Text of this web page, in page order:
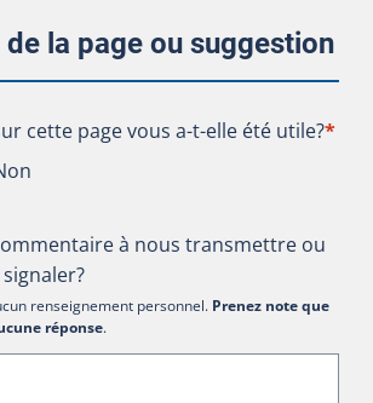
de la page ou suggestion
cette page vous a-t-elle été utile?
cette page vous a-t-elle été utile?*
à nous transmettre ou
renseignement personnel. Prenez note que
réponse.